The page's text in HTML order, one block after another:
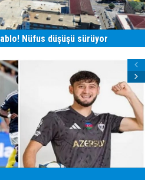
Nüfus düşüşü sürüyor